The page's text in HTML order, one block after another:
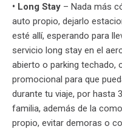
• Long Stay – Nada más
auto propio, dejarlo
esté allí, esperando para
servicio long stay en el
abierto o parking techado,
promocional para que
durante tu viaje, por hasta
familia, además de la
propio, evitar demoras o